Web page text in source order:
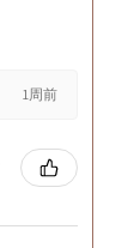
1周前